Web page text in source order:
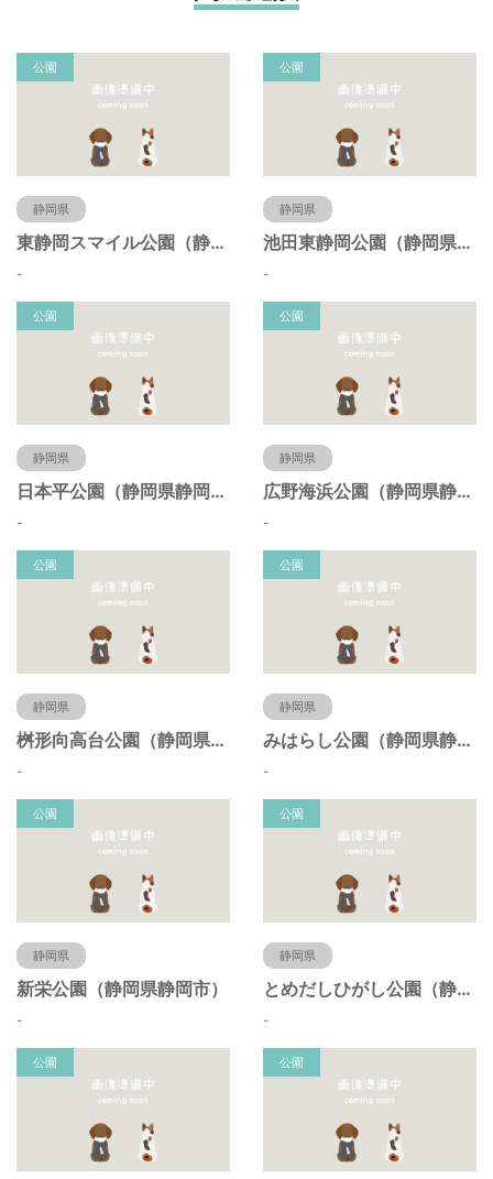
公園
静岡県
東静岡スマイル公園（静岡県静岡市）
-
公園
静岡県
池田東静岡公園（静岡県静岡市）
-
公園
静岡県
日本平公園（静岡県静岡市）
-
公園
静岡県
広野海浜公園（静岡県静岡市）
-
公園
静岡県
桝形向高台公園（静岡県静岡市）
-
公園
静岡県
みはらし公園（静岡県静岡市）
-
公園
静岡県
新栄公園（静岡県静岡市）
-
公園
静岡県
とめだしひがし公園（静岡県静岡市）
-
公園 公園